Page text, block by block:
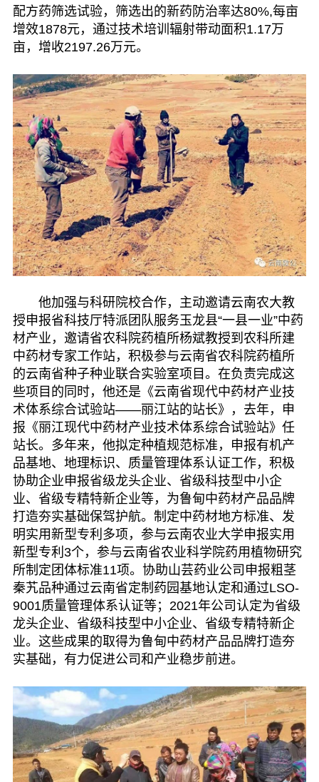
配方药筛选试验，筛选出的新药防治率达80%,每亩
增效1878元，通过技术培训辐射带动面积1.17万
亩，增收2197.26万元。
他加强与科研院校合作，主动邀请云南农大教
授申报省科技厅特派团队服务玉龙县“一县一业”中药
材产业，邀请省农科院药植所杨斌教授到农科所建
中药材专家工作站，积极参与云南省农科院药植所
的云南省种子种业联合实验室项目。在负责完成这
些项目的同时，他还是《云南省现代中药材产业技
术体系综合试验站——丽江站的站长》，去年，申
报《丽江现代中药材产业技术体系综合试验站》任
站长。多年来，他拟定种植规范标准，申报有机产
品基地、地理标识、质量管理体系认证工作，积极
协助企业申报省级龙头企业、省级科技型中小企
业、省级专精特新企业等，为鲁甸中药材产品品牌
打造夯实基础保驾护航。制定中药材地方标准、发
明实用新型专利多项，参与云南农业大学申报实用
新型专利3个，参与云南省农业科学院药用植物研究
所制定团体标准11项。协助山芸药业公司申报粗茎
秦艽品种通过云南省定制药园基地认定和通过LSO-
9001质量管理体系认证等；2021年公司认定为省级
龙头企业、省级科技型中小企业、省级专精特新企
业。这些成果的取得为鲁甸中药材产品品牌打造夯
实基础，有力促进公司和产业稳步前进。